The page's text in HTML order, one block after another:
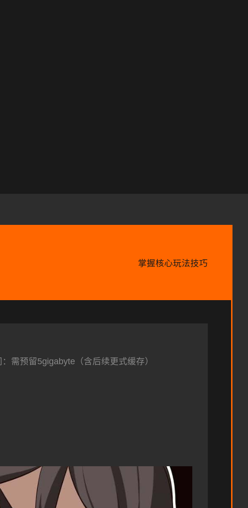
掌握核心玩法技巧
​：需预留5gigabyte（含后续更式缓存）